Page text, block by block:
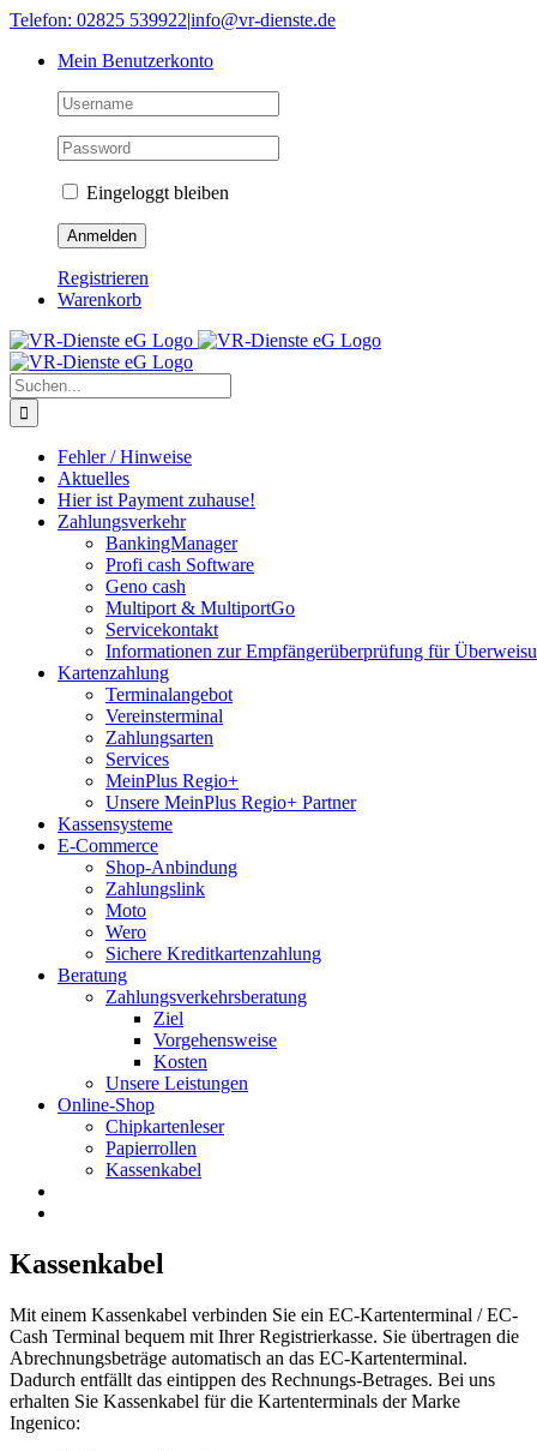
Skip
content
Telefon: 02825 539922|info@vr-dienste.de
Mein Benutzerkonto
Eingeloggt bleiben
Registrieren
Warenkorb
Suche
nach:
Fehler / Hinweise
Aktuelles
Hier ist Payment zuhause!
Zahlungsverkehr
BankingManager
Profi cash Software
Geno cash
Multiport & MultiportGo
Servicekontakt
Informationen zur Empfängerüberprüfung für
Kartenzahlung
Terminalangebot
Vereinsterminal
Zahlungsarten
Services
MeinPlus Regio+
Unsere MeinPlus Regio+ Partner
Kassensysteme
E-Commerce
Shop-Anbindung
Zahlungslink
Moto
Wero
Sichere Kreditkartenzahlung
Beratung
Zahlungsverkehrsberatung
Ziel
Vorgehensweise
Kosten
Unsere Leistungen
Online-Shop
Chipkartenleser
Papierrollen
Kassenkabel
Kassenkabel
Mit einem Kassenkabel verbinden Sie ein EC-Kartenterminal / EC-
Cash Terminal bequem mit Ihrer Registrierkasse. Sie übertragen die
Abrechnungsbeträge automatisch an das EC-Kartenterminal.
Dadurch entfällt das eintippen des Rechnungs-Betrages. Bei uns
erhalten Sie Kassenkabel für die Kartenterminals der Marke
Ingenico: